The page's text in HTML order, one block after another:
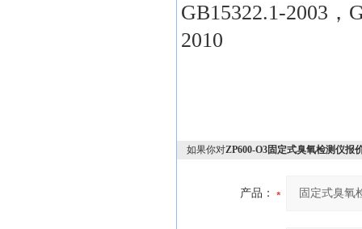
GB15322.1-2003，
2010
如果你对ZP600-O3固定式臭氧检测仪报
产品：